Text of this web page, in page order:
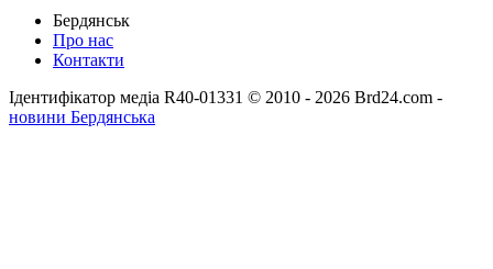
Бердянськ
Про нас
Контакти
Ідентифікатор медіа R40-01331 © 2010 - 2026 Brd24.com -
новини Бердянська